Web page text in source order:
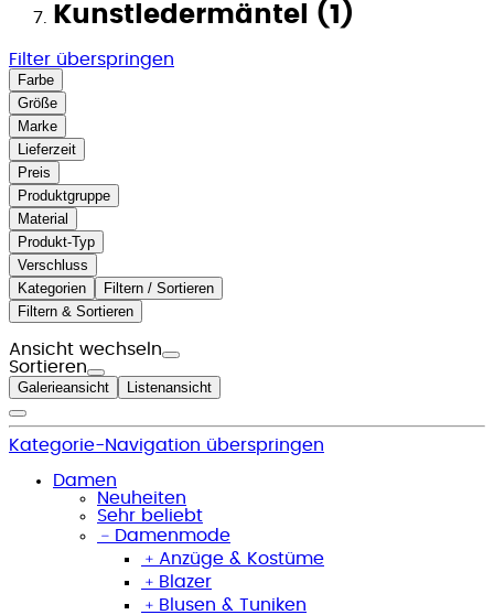
Kunstledermäntel (1)
Filter überspringen
Farbe
Größe
Marke
Lieferzeit
Preis
Produktgruppe
Material
Produkt-Typ
Verschluss
Kategorien
Filtern / Sortieren
Filtern & Sortieren
Ansicht wechseln
Sortieren
Galerieansicht Listenansicht
Kategorie-Navigation überspringen
Damen
Neuheiten
Sehr beliebt
﹣ Damenmode
﹢ Anzüge & Kostüme
﹢ Blazer
﹢ Blusen & Tuniken